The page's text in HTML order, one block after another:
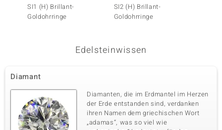
SI1 (H) Brillant-
Goldohrringe
SI2 (H) Brillant-
Goldohrringe
Edelsteinwissen
Diamant
Diamanten, die im Erdmantel im Herzen
der Erde entstanden sind, verdanken
ihren Namen dem griechischen Wort
„adamas“, was so viel wie